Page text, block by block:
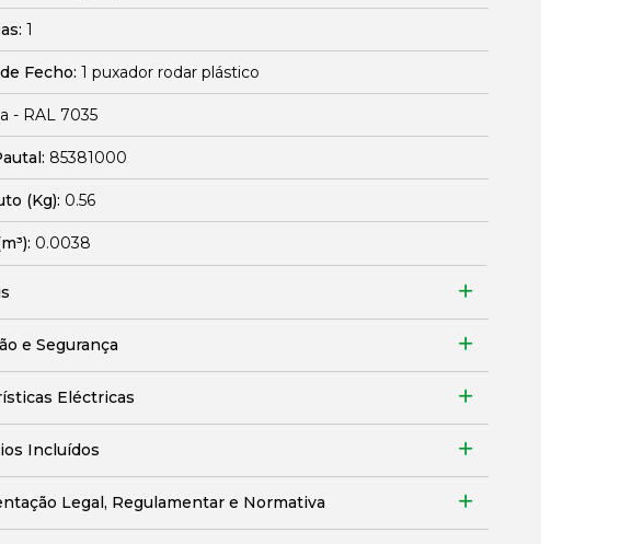
1
Fecho: 1 puxador rodar plástico
- RAL 7035
85381000
(Kg): 0.56
0.0038
e Segurança
Eléctricas
Incluídos
Legal, Regulamentar e Normativa